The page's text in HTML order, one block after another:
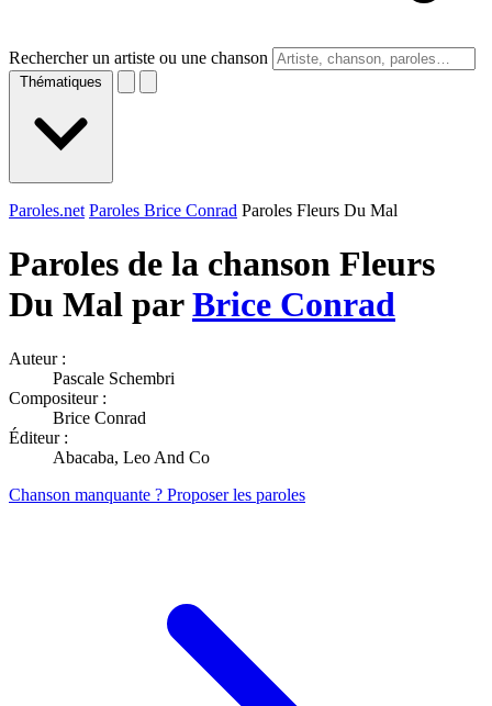
Rechercher un artiste ou une chanson
Thématiques
Paroles.net Paroles Brice Conrad Paroles Fleurs Du Mal
Paroles de la chanson Fleurs
Du Mal parBrice Conrad
Auteur :
Pascale Schembri
Compositeur :
Brice Conrad
Éditeur :
Abacaba, Leo And Co
Chanson manquante ? Proposer les paroles